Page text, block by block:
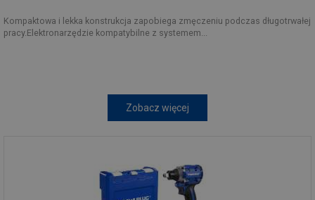
Kompaktowa i lekka konstrukcja zapobiega zmęczeniu podczas długotrwałej
pracy.Elektronarzędzie kompatybilne z systemem...
Zobacz więcej